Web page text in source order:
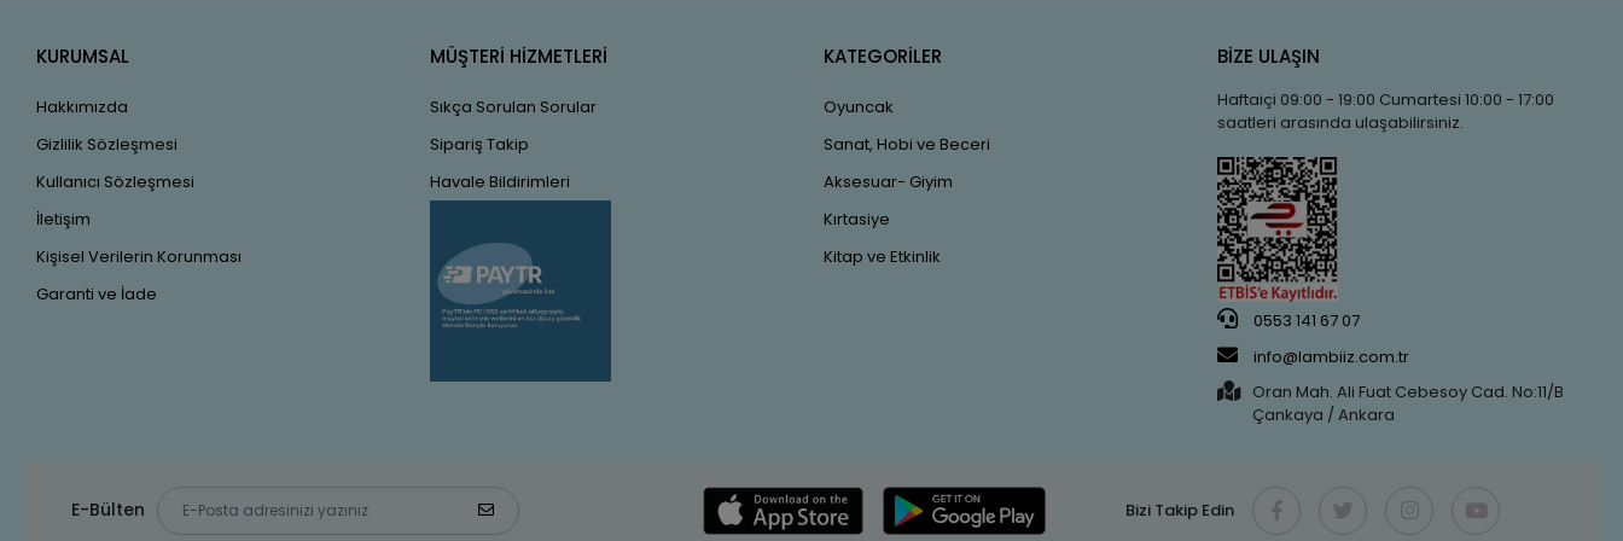
KURUMSAL
Hakkımızda
Gizlilik Sözleşmesi
Kullanıcı Sözleşmesi
İletişim
Kişisel Verilerin Korunması
Garanti ve İade
MÜŞTERİ HİZMETLERİ
Sıkça Sorulan Sorular
Sipariş Takip
Havale Bildirimleri
KATEGORİLER
Oyuncak
Sanat, Hobi ve Beceri
Aksesuar- Giyim
Kırtasiye
Kitap ve Etkinlik
BİZE ULAŞIN
Haftaiçi 09:00 - 19:00 Cumartesi 10:00 - 17:00
saatleri arasında ulaşabilirsiniz.
0553 141 67 07
info@lambiiz.com.tr
Oran Mah. Ali Fuat Cebesoy Cad. No:11/B
Çankaya / Ankara
E-Bülten Bizi Takip Edin